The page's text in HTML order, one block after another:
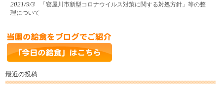
2021/9/3
「寝屋川市新型コロナウイルス対策に関する対処方針」等の整
理について
最近の投稿